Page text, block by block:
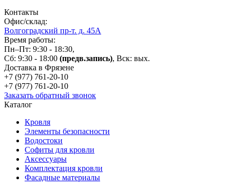
Контакты
Офис/склад:
Волгоградский пр-т. д. 45А
Время работы:
Пн–Пт: 9:30 - 18:30,
Сб: 9:30 - 18:00 (предв.запись), Вск: вых.
Доставка в Фрязене
+7 (977) 761-20-10
+7 (977) 761-20-10
Заказать обратный звонок
Каталог
Кровля
Элементы безопасности
Водостоки
Софиты для кровли
Аксессуары
Комплектация кровли
Фасадные материалы